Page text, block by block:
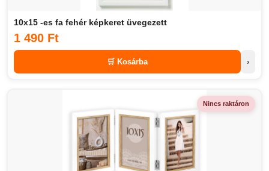
10x15 -es fa fehér képkeret üvegezett
1 490 Ft
🛒 Kosárba ›
Nincs raktáron